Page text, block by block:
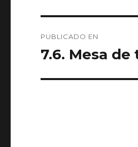
de
PUBLICADO EN
7.6. Mesa